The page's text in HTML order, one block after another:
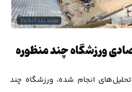
ورزشگاه چند منظوره
انجام شده، ورزشگاه چند